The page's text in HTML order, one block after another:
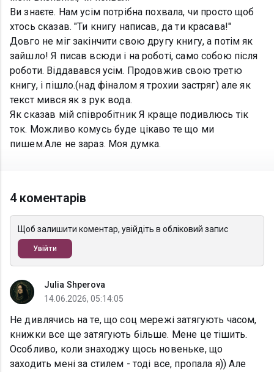
Ви знаєте. Нам усім потрібна похвала, чи просто щоб
хтось сказав. "Ти книгу написав, да ти красава!"
Довго не міг закінчити свою другу книгу, а потім як
зайшло! Я писав всюди і на роботі, само собою після
роботи. Віддавався усім. Продовжив свою третю
книгу, і пішло.(над фіналом я трохии застряг) але як
текст мився як з рук вода.
Як сказав мій співробітник Я краще подивлюсь тік
ток. Можливо комусь буде цікаво те що ми
пишем.Але не зараз. Моя думка.
4 коментарів
Щоб залишити коментар, увійдіть в обліковий запис
Увійти
Julia Shperova
14.06.2026, 05:14:05
Не дивлячись на те, що соц мережі затягують часом,
книжки все ще затягують більше. Мене це тішить.
Особливо, коли знаходжу щось новеньке, що
заходить мені за стилем - тоді все, пропала я)) Але